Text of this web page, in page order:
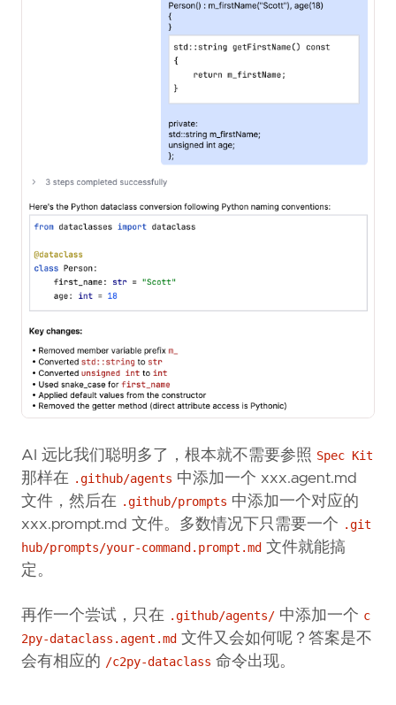
AI 远比我们聪明多了，根本就不需要参照 Spec Kit
那样在 .github/agents 中添加一个 xxx.agent.md
文件，然后在 .github/prompts 中添加一个对应的
xxx.prompt.md 文件。多数情况下只需要一个 .git
hub/prompts/your-command.prompt.md 文件就能搞
定。
再作一个尝试，只在 .github/agents/ 中添加一个 c
2py-dataclass.agent.md 文件又会如何呢？答案是不
会有相应的 /c2py-dataclass 命令出现。